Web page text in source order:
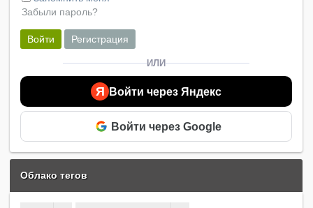
Забыли пароль?
Войти Регистрация
ИЛИ
Я Войти через Яндекс
Войти через Google
Облако тегов